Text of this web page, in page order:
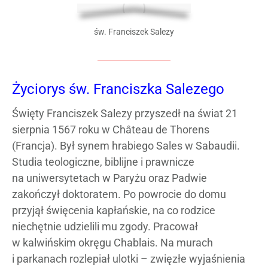
św. Franciszek Salezy
Życiorys św. Franciszka Salezego
Święty Franciszek Salezy przyszedł na świat 21
sierpnia 1567 roku w Château de Thorens
(Francja). Był synem hrabiego Sales w Sabaudii.
Studia teologiczne, biblijne i prawnicze
na uniwersytetach w Paryżu oraz Padwie
zakończył doktoratem. Po powrocie do domu
przyjął święcenia kapłańskie, na co rodzice
niechętnie udzielili mu zgody. Pracował
w kalwińskim okręgu Chablais. Na murach
i parkanach rozlepiał ulotki – zwięzłe wyjaśnienia